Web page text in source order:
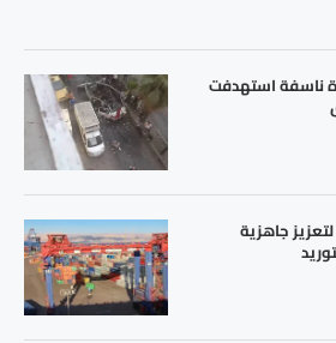
ناسفة استهدفت
جاهزية